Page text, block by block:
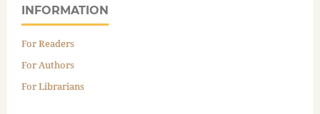
INFORMATION
For Readers
For Authors
For Librarians